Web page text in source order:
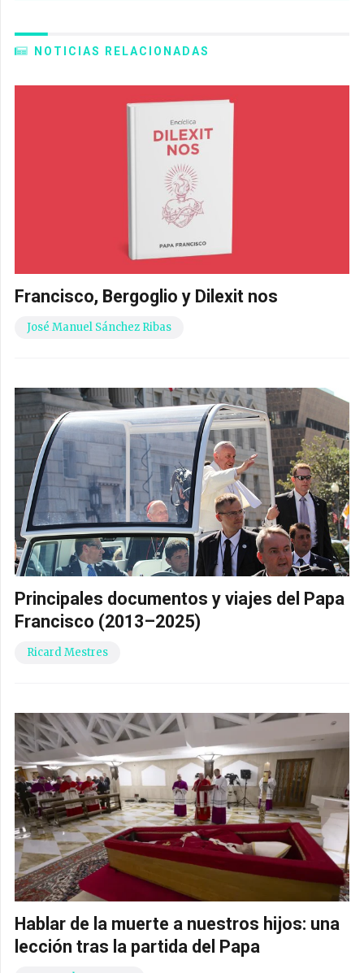
NOTICIAS RELACIONADAS
Francisco, Bergoglio y Dilexit nos
José Manuel Sánchez Ribas
Principales documentos y viajes del Papa
Francisco (2013–2025)
Ricard Mestres
Hablar de la muerte a nuestros hijos: una
lección tras la partida del Papa